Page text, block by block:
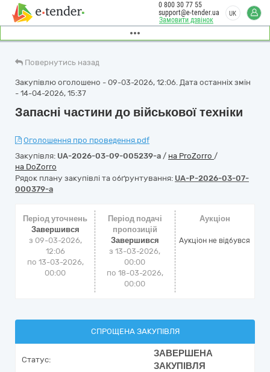
Замовити дзвінок
0 800 30 77 55
support@e-tender.ua
UK
Повернутись назад
Закупівлю оголошено - 09-03-2026, 12:06. Дата останніх змін
- 14-04-2026, 15:37
Запасні частини до військової техніки
Оголошення про проведення.pdf
Закупівля: UA-2026-03-09-005239-a / на ProZorro /
на DoZorro
Рядок плану закупівлі та обґрунтування: UA-P-2026-03-07-
000379-a
Період уточнень
Завершився
з 09-03-2026,
12:06
по 13-03-2026,
00:00
Період подачі
пропозицій
Завершився
з 13-03-2026,
00:00
по 18-03-2026,
00:00
Аукціон
Аукціон не відбувся
СПРОЩЕНА ЗАКУПІВЛЯ
Статус:
ЗАВЕРШЕНА
ЗАКУПІВЛЯ